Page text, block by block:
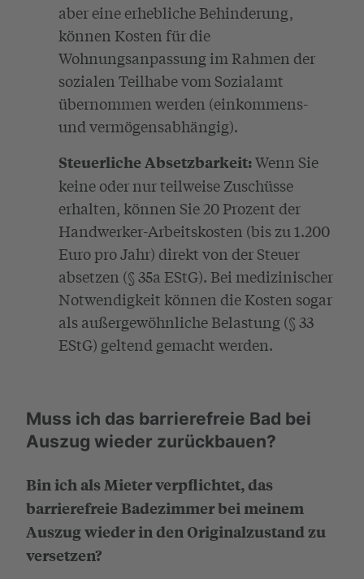
aber eine erhebliche Behinderung,
können Kosten für die
Wohnungsanpassung im Rahmen der
sozialen Teilhabe vom Sozialamt
übernommen werden (einkommens-
und vermögensabhängig).
Steuerliche Absetzbarkeit:Wenn Sie
keine oder nur teilweise Zuschüsse
erhalten, können Sie 20 Prozent der
Handwerker-Arbeitskosten (bis zu 1.200
Euro pro Jahr) direkt von der Steuer
absetzen (§ 35a EStG). Bei medizinischer
Notwendigkeit können die Kosten sogar
als außergewöhnliche Belastung (§ 33
EStG) geltend gemacht werden.
Muss ich das barrierefreie Bad bei
Auszug wieder zurückbauen?
Bin ich als Mieter verpflichtet, das
barrierefreie Badezimmer bei meinem
Auszug wieder in den Originalzustand zu
versetzen?